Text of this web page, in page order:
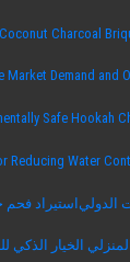
Charcoal
Market Demand and
Safe Hookah
Reducing Water
استيراد فحمالدولي
الخيار الذكي